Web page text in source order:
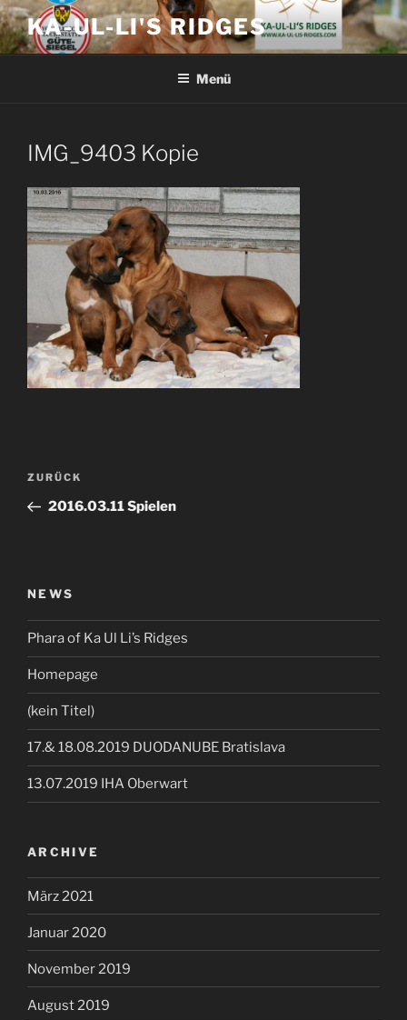
Zum
Inhalt
springen
KA-UL-LI'S RIDGES
Menü
IMG_9403 Kopie
Beitragsnavigation
Vorheriger
Beitrag
ZURÜCK
2016.03.11 Spielen
NEWS
Phara of Ka Ul Li’s Ridges
Homepage
(kein Titel)
17.& 18.08.2019 DUODANUBE Bratislava
13.07.2019 IHA Oberwart
ARCHIVE
März 2021
Januar 2020
November 2019
August 2019